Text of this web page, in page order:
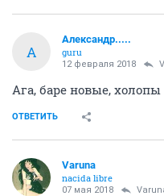
А
Александр.....
guru
12 февраля 2018
Ага, баре новые, холопы
ОТВЕТИТЬ
Varuna
nacida libre
07 мая 2018